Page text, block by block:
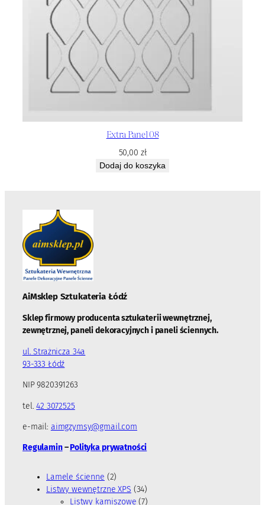
Extra Panel 08
50,00 zł
Dodaj do koszyka
AiMsklep Sztukateria Łódź
Sklep firmowy producenta sztukaterii wewnętrznej,
zewnętrznej, paneli dekoracyjnych i paneli ściennych.
ul. Strażnicza 34a
93-333 Łódź
NIP 9820391263
tel.42 3072525
e-mail: aimgzymsy@gmail.com
Regulamin–Polityka prywatności
Lamele ścienne 22
p
r
Listwy wewnętrzne XPS 343
4
Listwy karniszowe 77